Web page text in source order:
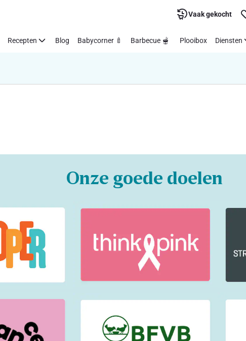
Vaak gekocht
Recepten Blog Babycorner 🍼 Barbecue 🫕 Plooibox Diensten
Onze goede doelen